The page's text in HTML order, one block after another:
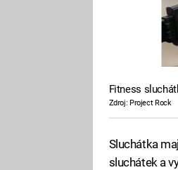
Fitness
Zdroj: Project Rock
Sluchátka
sluchátek a